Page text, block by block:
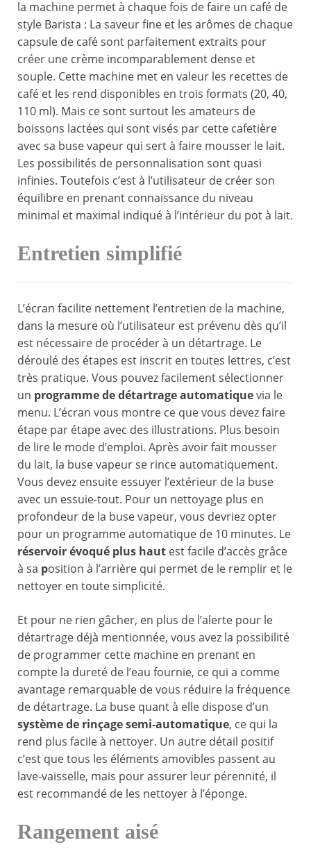
la machine permet à chaque fois de faire un café de
style Barista : La saveur fine et les arômes de chaque
capsule de café sont parfaitement extraits pour
créer une crème incomparablement dense et
souple. Cette machine met en valeur les recettes de
café et les rend disponibles en trois formats (20, 40,
110 ml). Mais ce sont surtout les amateurs de
boissons lactées qui sont visés par cette cafetière
avec sa buse vapeur qui sert à faire mousser le lait.
Les possibilités de personnalisation sont quasi
infinies. Toutefois c’est à l’utilisateur de créer son
équilibre en prenant connaissance du niveau
minimal et maximal indiqué à l’intérieur du pot à lait.
Entretien simplifié
L’écran facilite nettement l’entretien de la machine,
dans la mesure où l’utilisateur est prévenu dès qu’il
est nécessaire de procéder à un détartrage. Le
déroulé des étapes est inscrit en toutes lettres, c’est
très pratique. Vous pouvez facilement sélectionner
un programme de détartrage automatiquevia le
menu. L’écran vous montre ce que vous devez faire
étape par étape avec des illustrations. Plus besoin
de lire le mode d’emploi. Après avoir fait mousser
du lait, la buse vapeur se rince automatiquement.
Vous devez ensuite essuyer l’extérieur de la buse
avec un essuie-tout. Pour un nettoyage plus en
profondeur de la buse vapeur, vous devriez opter
pour un programme automatique de 10 minutes. Le
réservoir évoqué plus haut est facile d’accès grâce
à sa position à l’arrière qui permet de le remplir et le
nettoyer en toute simplicité.
Et pour ne rien gâcher, en plus de l’alerte pour le
détartrage déjà mentionnée, vous avez la possibilité
de programmer cette machine en prenant en
compte la dureté de l’eau fournie, ce qui a comme
avantage remarquable de vous réduire la fréquence
de détartrage. La buse quant à elle dispose d’un
système de rinçage semi-automatique, ce qui la
rend plus facile à nettoyer. Un autre détail positif
c’est que tous les éléments amovibles passent au
lave-vaisselle, mais pour assurer leur pérennité, il
est recommandé de les nettoyer à l’éponge.
Rangement aisé